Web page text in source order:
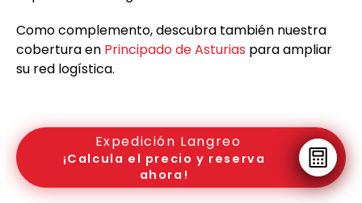
Como complemento, descubra también nuestra
cobertura en Principado de Asturias para ampliar
su red logística.
Expedición Langreo
¡Calcula el precio y reserva
ahora!